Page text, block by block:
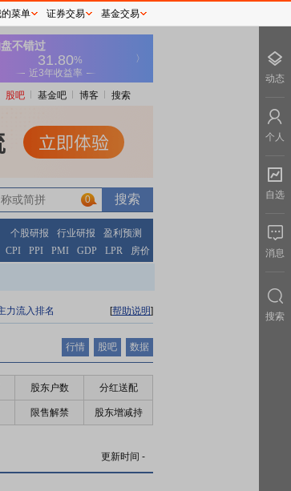
股吧 基金吧 博客 搜索
0
个股研报 行业研报
盈利预测
CPI PPI PMI GDP LPR 房价
力流入排名 [帮助说明]
行情 股吧 数据
股东户数 分红送配
限售解禁 股东增减持
更新时间 -
菜单 证券交易 基金交易
动态
个人
自选
消息
搜索